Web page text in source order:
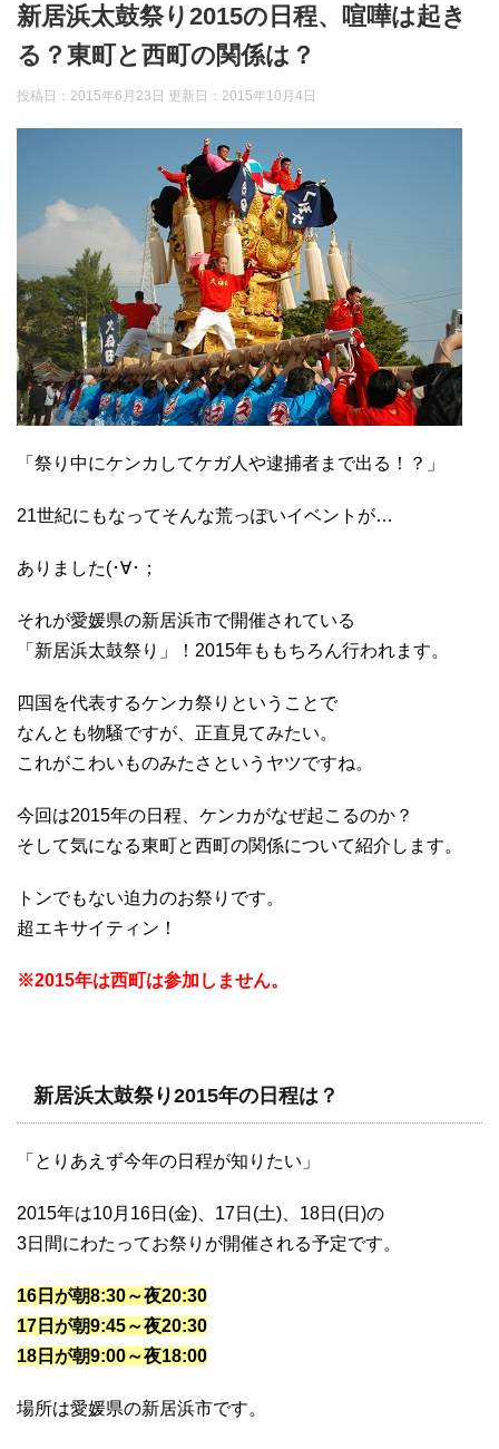
新居浜太鼓祭り2015の日程、喧嘩は起き
る？東町と西町の関係は？
投稿日：2015年6月23日 更新日： 2015年10月4日
「祭り中にケンカしてケガ人や逮捕者まで出る！？」
21世紀にもなってそんな荒っぽいイベントが…
ありました(･∀･；
それが愛媛県の新居浜市で開催されている
「新居浜太鼓祭り」！2015年ももちろん行われます。
四国を代表するケンカ祭りということで
なんとも物騒ですが、正直見てみたい。
これがこわいものみたさというヤツですね。
今回は2015年の日程、ケンカがなぜ起こるのか？
そして気になる東町と西町の関係について紹介します。
トンでもない迫力のお祭りです。
超エキサイティン！
※2015年は西町は参加しません。
新居浜太鼓祭り2015年の日程は？
「とりあえず今年の日程が知りたい」
2015年は10月16日(金)、17日(土)、18日(日)の
3日間にわたってお祭りが開催される予定です。
16日が朝8:30～夜20:30
17日が朝9:45～夜20:30
18日が朝9:00～夜18:00
場所は愛媛県の新居浜市です。